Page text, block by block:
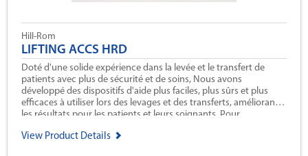
Hill-Rom
LIFTING ACCS HRD
Doté d'une solide expérience dans la levée et le transfert de
patients avec plus de sécurité et de soins, Nous avons
développé des dispositifs d'aide plus faciles, plus sûrs et plus
efficaces à utiliser lors des levages et des transferts, améliorant
les résultats pour les patients et leurs soignants. Pour
et fonctionnelle d'accessoires pour le levage.
View Product Details